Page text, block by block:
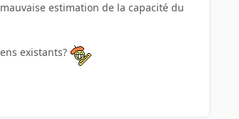
estimation de la capacité du
existants?